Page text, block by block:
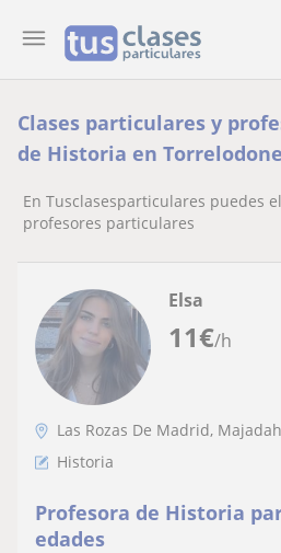
Clases particulares y
de Historia en
En Tusclasesparticulares puedes
profesores particulares
11€/h
Elsa
Las Rozas De Madrid,
Historia
Profesora de Historia
edades